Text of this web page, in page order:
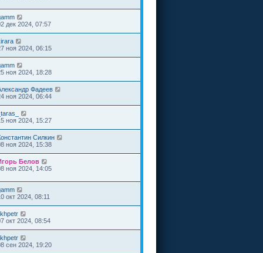
дек 2024, 07:57
ноя 2024, 06:15
ноя 2024, 18:28
Фадеев
ноя 2024, 06:44
_taras_
ноя 2024, 15:27
Силкин
ноя 2024, 15:38
Белов
ноя 2024, 14:05
окт 2024, 08:11
окт 2024, 08:54
сен 2024, 19:20